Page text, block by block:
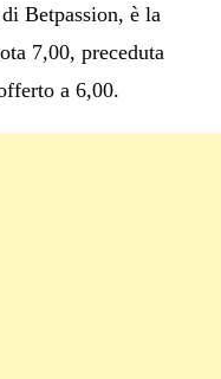
Betpassion, è la
7,00, preceduta
a 6,00.